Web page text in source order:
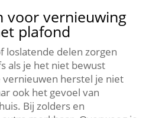
voor vernieuwing
plafond
loslatende delen zorgen
als je het niet bewust
herstel je niet
ook het gevoel van
Bij zolders en